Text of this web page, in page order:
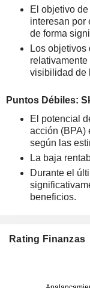
El objetivo
interesan por
de forma
Los
visibilidad de
Puntos Débiles:
El potencial
acción (BPA)
según las
La baja
Durante el
beneficios.
Rating Finanzas